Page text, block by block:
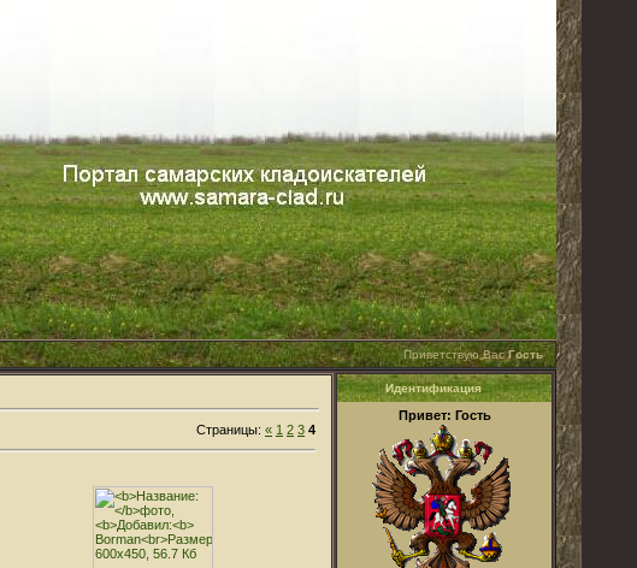
Приветствую ВасГость
Страницы: « 1 2 3 4
Идентификация
Привет: Гость